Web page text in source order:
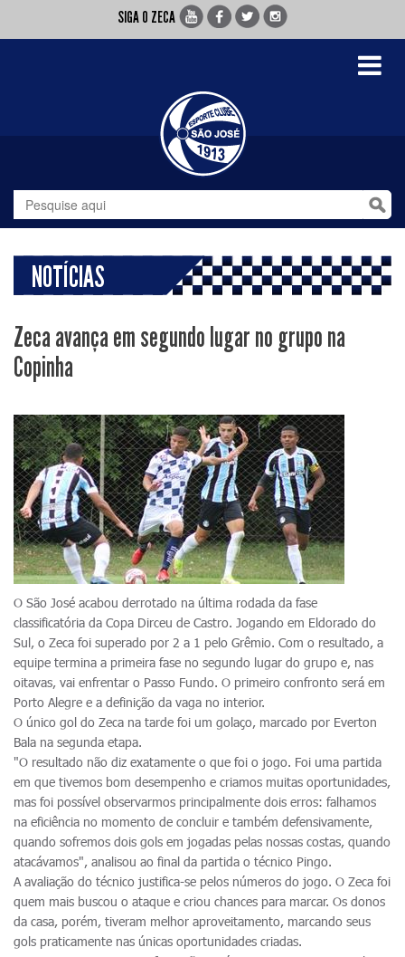
SIGA O ZECA
Toggle
NOTÍCIAS
Zeca avança em segundo lugar no grupo na
Copinha
O São José acabou derrotado na última rodada da fase
classificatória da Copa Dirceu de Castro. Jogando em Eldorado do
Sul, o Zeca foi superado por 2 a 1 pelo Grêmio. Com o resultado, a
equipe termina a primeira fase no segundo lugar do grupo e, nas
oitavas, vai enfrentar o Passo Fundo. O primeiro confronto será em
Porto Alegre e a definição da vaga no interior.
O único gol do Zeca na tarde foi um golaço, marcado por Everton
Bala na segunda etapa.
"O resultado não diz exatamente o que foi o jogo. Foi uma partida
em que tivemos bom desempenho e criamos muitas oportunidades,
mas foi possível observarmos principalmente dois erros: falhamos
na eficiência no momento de concluir e também defensivamente,
quando sofremos dois gols em jogadas pelas nossas costas, quando
atacávamos", analisou ao final da partida o técnico Pingo.
A avaliação do técnico justifica-se pelos números do jogo. O Zeca foi
quem mais buscou o ataque e criou chances para marcar. Os donos
da casa, porém, tiveram melhor aproveitamento, marcando seus
gols praticamente nas únicas oportunidades criadas.